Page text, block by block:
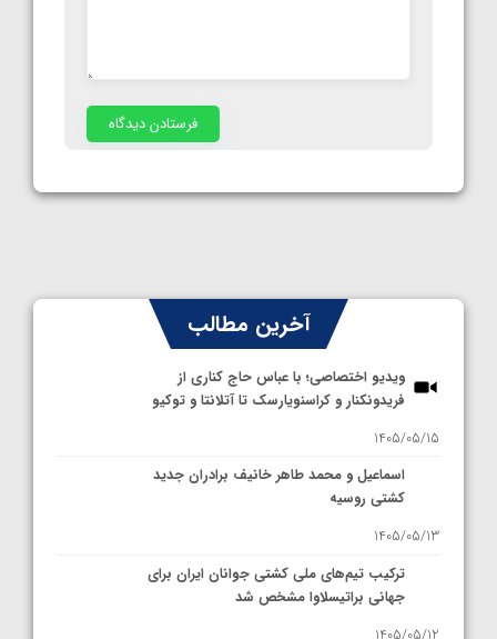
آخرین مطالب
ویدیو اختصاصی؛ با عباس حاج کناری از
فریدونکنار و کراسنویارسک تا آتلانتا و توکیو
1405/05/15
اسماعیل و محمد طاهر خانیف برادران جدید
کشتی روسیه
1405/05/13
ترکیب تیم‌های ملی کشتی جوانان ایران برای
جهانی براتیسلاوا مشخص شد